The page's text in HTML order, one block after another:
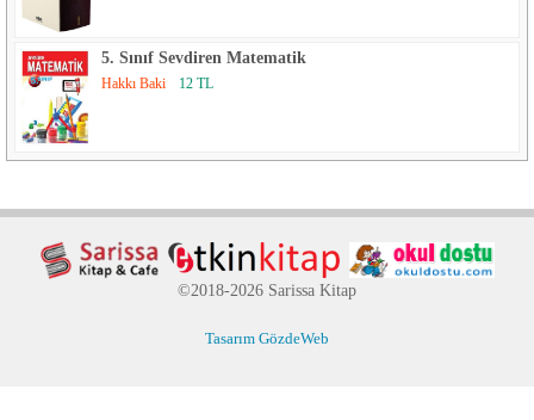
5. Sınıf Sevdiren Matematik
Hakkı Baki 12 TL
©2018-2026 Sarissa Kitap
Tasarım GözdeWeb